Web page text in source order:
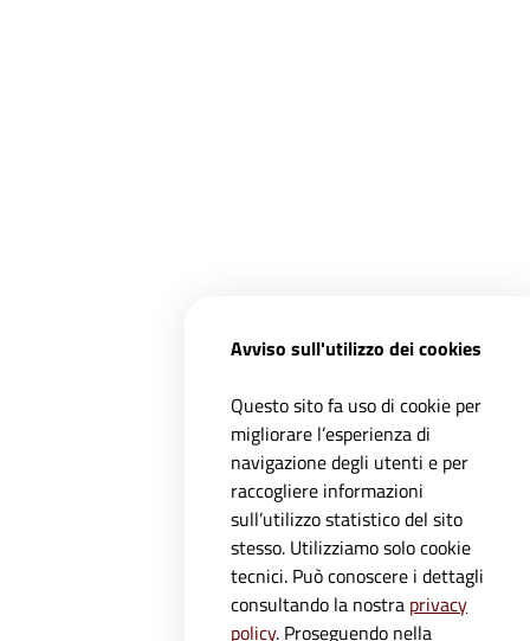
Registrati ai servizi
aggiornamenti dall'Ente
Avviso sull'utilizzo dei cookies
Questo sito fa uso di cookie per
migliorare l’esperienza di
navigazione degli utenti e per
raccogliere informazioni
sull’utilizzo statistico del sito
stesso. Utilizziamo solo cookie
tecnici. Può conoscere i dettagli
consultando la nostra privacy
policy. Proseguendo nella